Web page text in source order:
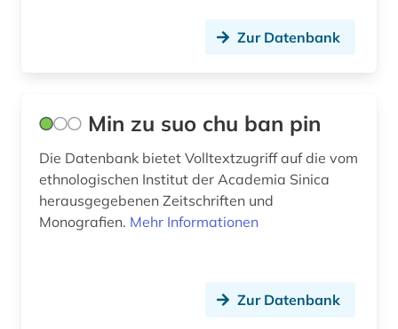
Zur Datenbank
Min zu suo chu ban pin
Die Datenbank bietet Volltextzugriff auf die vom
ethnologischen Institut der Academia Sinica
herausgegebenen Zeitschriften und
Monografien. Mehr Informationen
Zur Datenbank